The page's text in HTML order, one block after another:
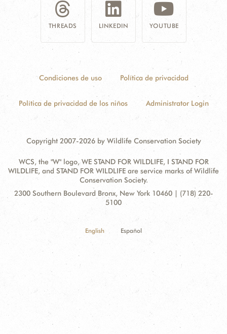
THREADS LINKEDIN YOUTUBE
Condiciones de uso Política de privacidad
Política de privacidad de los niños Administrator Login
Copyright 2007-2026 by Wildlife Conservation Society
WCS, the "W" logo, WE STAND FOR WILDLIFE, I STAND FOR
WILDLIFE, and STAND FOR WILDLIFE are service marks of Wildlife
Conservation Society.
Contact
Address:
2300 Southern Boulevard Bronx, New York 10460 | (718) 220-
5100
English Español